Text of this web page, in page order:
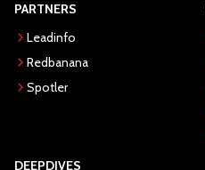
PARTNERS
Leadinfo
Redbanana
Spotler
DEEPDIVES